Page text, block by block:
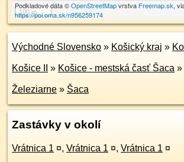
100 m
Podkladové dáta ©OpenStreetMapvrstva Freemap.sk,
https://poi.oma.sk/n956259174
Východné Slovensko » Košický kraj »
Košice II » Košice - mestská časť Šaca »
Železiarne » Šaca
Zastávky v okolí
Vrátnica 1 ¤, Vrátnica 1 ¤, Vrátnica 1 ¤